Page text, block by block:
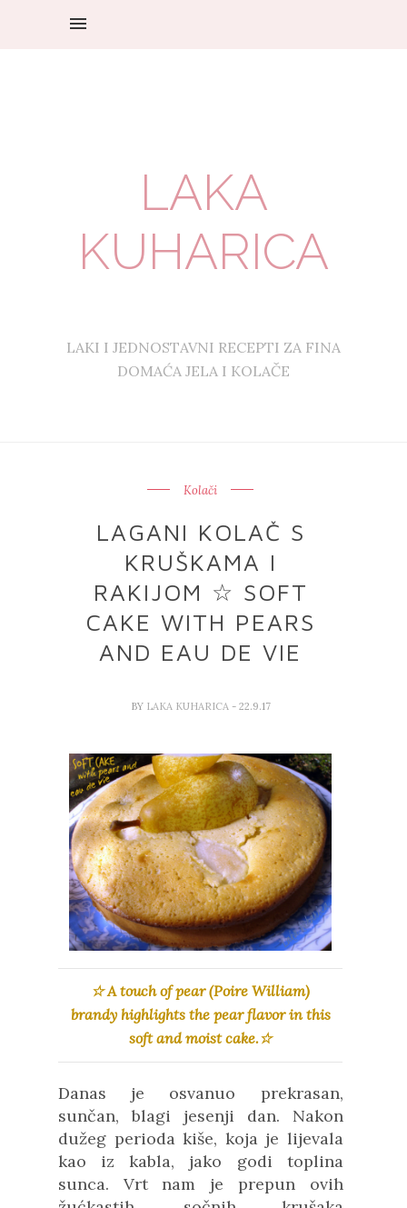
LAKA
KUHARICA
LAKI I JEDNOSTAVNI RECEPTI ZA FINA
DOMAĆA JELA I KOLAČE
Kolači
LAGANI KOLAČ S
KRUŠKAMA I
RAKIJOM ☆ SOFT
CAKE WITH PEARS
AND EAU DE VIE
BY LAKA KUHARICA - 22.9.17
☆ A touch of pear (Poire William)
brandy highlights the pear flavor in this
soft and moist cake.☆
Danas je osvanuo prekrasan,
sunčan, blagi jesenji dan. Nakon
dužeg perioda kiše, koja je lijevala
kao iz kabla, jako godi toplina
sunca. Vrt nam je prepun ovih